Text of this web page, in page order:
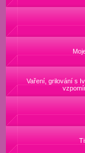
Vaření, grilování s